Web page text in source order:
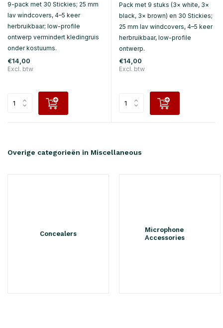
9-pack met 30 Stickies; 25 mm
lav windcovers, 4–5 keer
herbruikbaar; low-profile
ontwerp vermindert kledingruis
onder kostuums.
€14,00
Excl. btw
Pack met 9 stuks (3× white, 3×
black, 3× brown) en 30 Stickies;
25 mm lav windcovers, 4–5 keer
herbruikbaar, low-profile
ontwerp.
€14,00
Excl. btw
Overige categorieën in Miscellaneous
Concealers
Microphone
Accessories